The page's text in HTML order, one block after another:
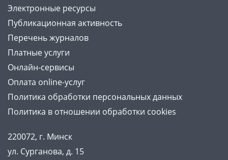
Электронные ресурсы
Публикационная активность
Перечень журналов
Платные услуги
Онлайн-сервисы
Оплата online-услуг
Политика обработки персональных данных
Политика в отношении обработки cookies
220072, г. Минск
ул. Сурганова, д. 15